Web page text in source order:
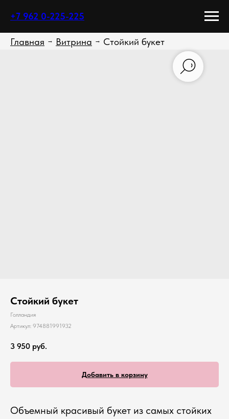
+7 962 0-225-225
Главная → Витрина → Стойкий букет
Стойкий букет
Голландия
Артикул: 974881991932
3 950 руб.
Добавить в корзину
Объемный красивый букет из самых стойких